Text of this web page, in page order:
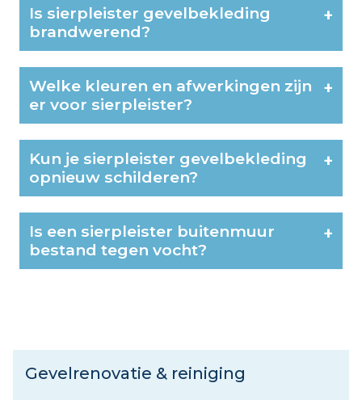
Is sierpleister gevelbekleding
brandwerend?
+
Welke kleuren en afwerkingen zijn
er voor sierpleister?
+
Kun je sierpleister gevelbekleding
opnieuw schilderen?
+
Is een sierpleister buitenmuur
bestand tegen vocht?
+
Gevelrenovatie & reiniging